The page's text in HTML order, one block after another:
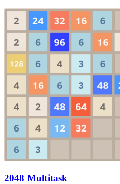
2048 Multitask